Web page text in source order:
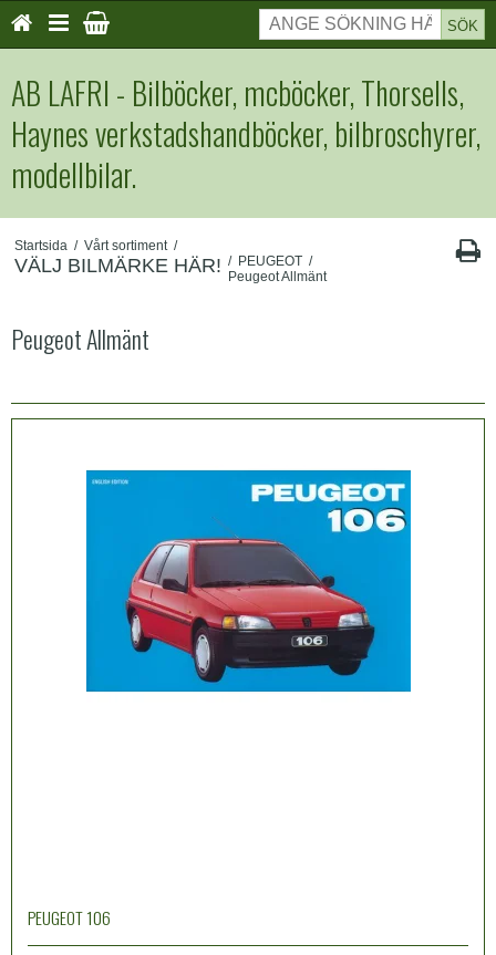
SÖK
AB LAFRI - Bilböcker, mcböcker, Thorsells,
Haynes verkstadshandböcker, bilbroschyrer,
modellbilar.
Startsida / Vårt sortiment /
VÄLJ BILMÄRKE HÄR! / PEUGEOT /
Peugeot Allmänt
Peugeot Allmänt
PEUGEOT 106